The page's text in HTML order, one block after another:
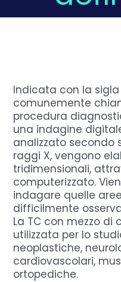
Press
Prenota
Indicata con la sigla
comunemente
procedura
una indagine
analizzato secondo
raggi X, vengono
tridimensionali,
computerizzato.
indagare quelle
difficilmente
La TC con mezzo di
utilizzata per lo
neoplastiche,
cardiovascolari,
ortopediche.